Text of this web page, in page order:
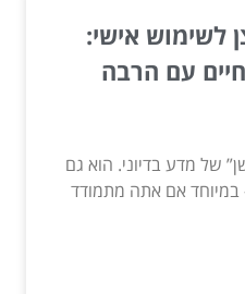
לשימוש אישי:
עם הרבה
של מדע בדיוני. הוא גם
במיוחד אם אתה מתמודד